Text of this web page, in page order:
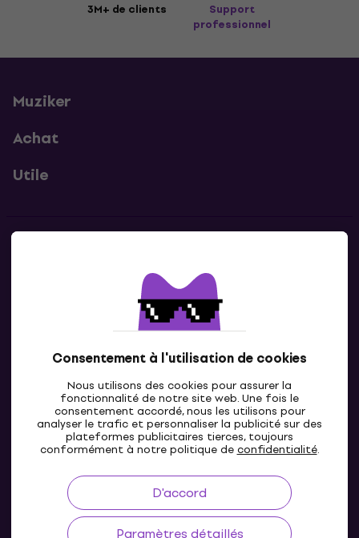
Consentement à l'utilisation de cookies
Nous utilisons des cookies pour assurer la
fonctionnalité de notre site web. Une fois le
consentement accordé, nous les utilisons pour
analyser le trafic et personnaliser la publicité sur des
plateformes publicitaires tierces, toujours
conformément à notre politique deconfidentialité.
D'accord
Paramètres détaillés
3M+ de clients
Support
professionnel
Muziker
Achat
Utile
Contacte nous
LU